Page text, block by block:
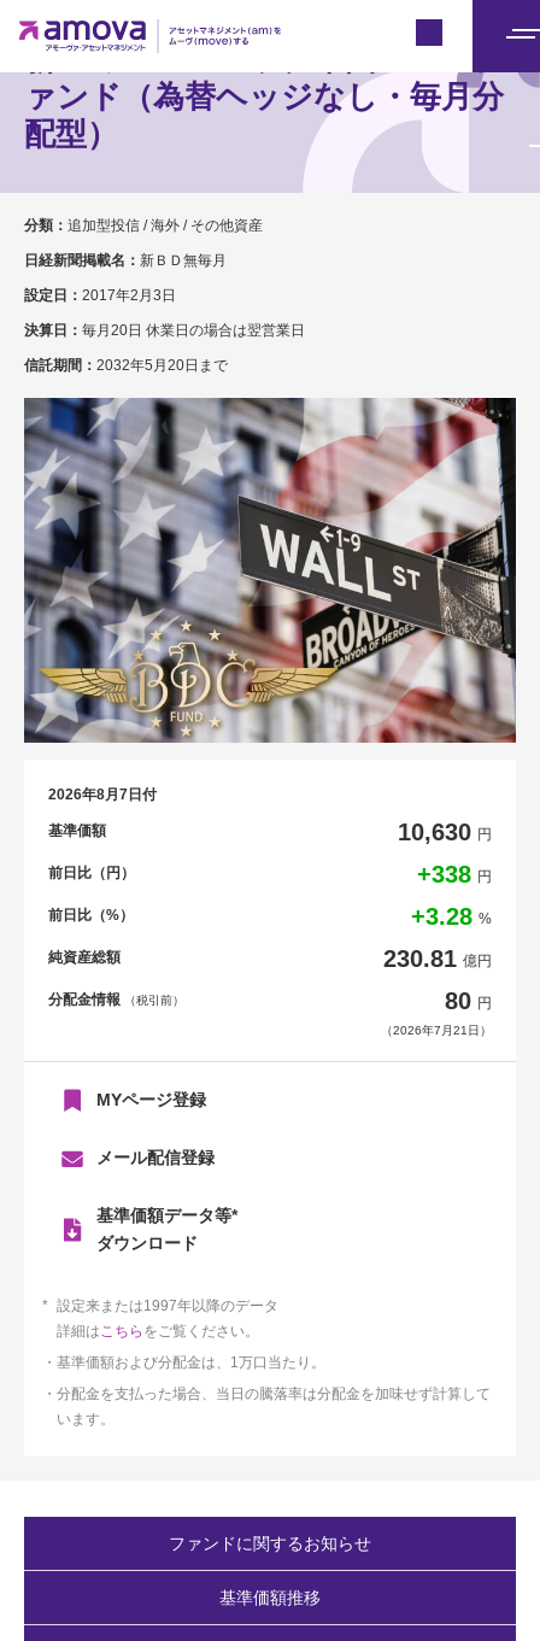
ニ
新・ミューズニッチ米国ＢＤＣフ
ァンド（為替ヘッジなし・毎月分
配型）
分類： 追加型投信 / 海外 / その他資産
日経新聞掲載名： 新ＢＤ無毎月
設定日： 2017年2月3日
決算日： 毎月20日 休業日の場合は翌営業日
信託期間： 2032年5月20日まで
2026年8月7日付
基準価額 10,630 円
前日比（円） +338 円
前日比（%） +3.28 %
純資産総額 230.81 億円
分配金情報 （税引前） 80 円
（2026年7月21日）
MYページ登録
メール配信登録
基準価額データ等*
ダウンロード
設定来または1997年以降のデータ
詳細はこちら をご覧ください。
基準価額および分配金は、1万口当たり。
分配金を支払った場合、当日の騰落率は分配金を加味せず計算して
います。
ファンドに関するお知らせ
基準価額推移